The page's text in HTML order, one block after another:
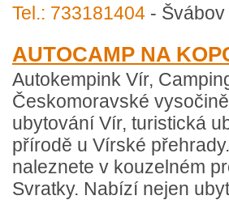
Tel.: 733181404 -
AUTOCAMP NA
Autokempink Vír,
Českomoravské
ubytování Vír, turistická
přírodě u Vírské
naleznete v kouzelném
Svratky. Nabízí nejen